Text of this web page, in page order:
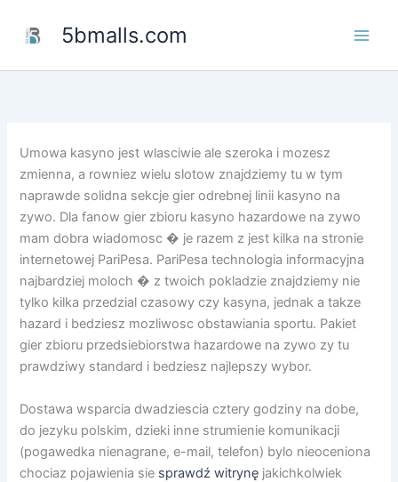
5bmalls.com
Umowa kasyno jest wlasciwie ale szeroka i mozesz
zmienna, a rowniez wielu slotow znajdziemy tu w tym
naprawde solidna sekcje gier odrebnej linii kasyno na
zywo. Dla fanow gier zbioru kasyno hazardowe na zywo
mam dobra wiadomosc � je razem z jest kilka na stronie
internetowej PariPesa. PariPesa technologia informacyjna
najbardziej moloch � z twoich pokladzie znajdziemy nie
tylko kilka przedzial czasowy czy kasyna, jednak a takze
hazard i bedziesz mozliwosc obstawiania sportu. Pakiet
gier zbioru przedsiebiorstwa hazardowe na zywo zy tu
prawdziwy standard i bedziesz najlepszy wybor.
Dostawa wsparcia dwadziescia cztery godziny na dobe,
do jezyku polskim, dzieki inne strumienie komunikacji
(pogawedka nienagrane, e-mail, telefon) bylo nieoceniona
chociaz pojawienia sie sprawdź witrynę jakichkolwiek